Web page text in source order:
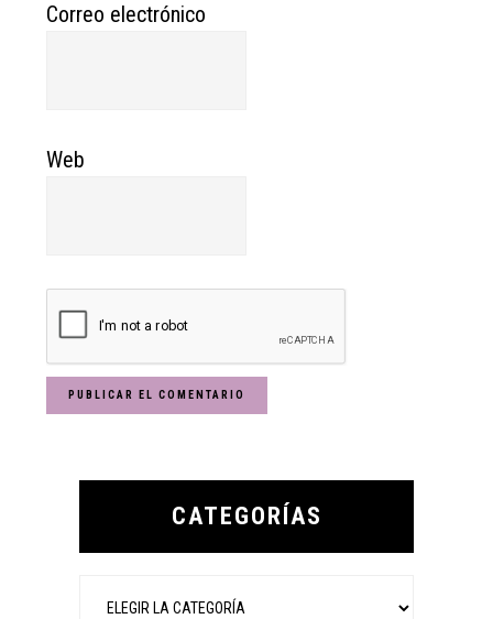
Correo electrónico
Web
Primary
CATEGORÍAS